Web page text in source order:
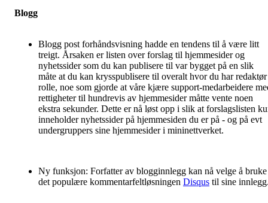
Blogg
Blogg post forhåndsvisning hadde en tendens til å være litt
treigt. Årsaken er listen over forslag til hjemmesider og
nyhetssider som du kan publisere til var bygget på en slik
måte at du kan krysspublisere til overalt hvor du har redaktør
rolle, noe som gjorde at våre kjære support-medarbeidere
rettigheter til hundrevis av hjemmesider måtte vente noen
ekstra sekunder. Dette er nå løst opp i slik at forslagslisten
inneholder nyhetssider på hjemmesiden du er på - og på evt
undergruppers sine hjemmesider i mininettverket.
Ny funksjon: Forfatter av blogginnlegg kan nå velge å bruke
det populære kommentarfeltløsningen Disqus til sine